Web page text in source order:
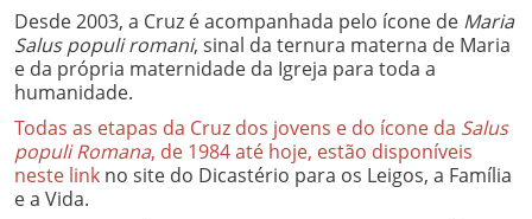
Desde 2003, a Cruz é acompanhada pelo ícone de Maria
Salus populi romani, sinal da ternura materna de Maria
e da própria maternidade da Igreja para toda a
humanidade.
Todas as etapas da Cruz dos jovens e do ícone da Salus
populi Romana, de 1984 até hoje, estão disponíveis
neste link no site do Dicastério para os Leigos, a Família
e a Vida.